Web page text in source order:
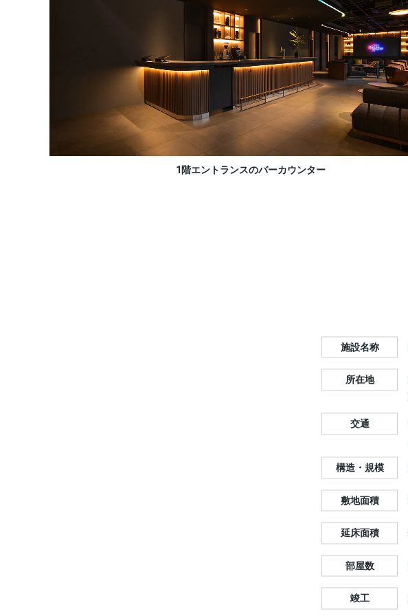
1階エントランスのバーカウンター
施設名称
所在地
交通
構造・規模
敷地⾯積
延床面積
部屋数
竣工